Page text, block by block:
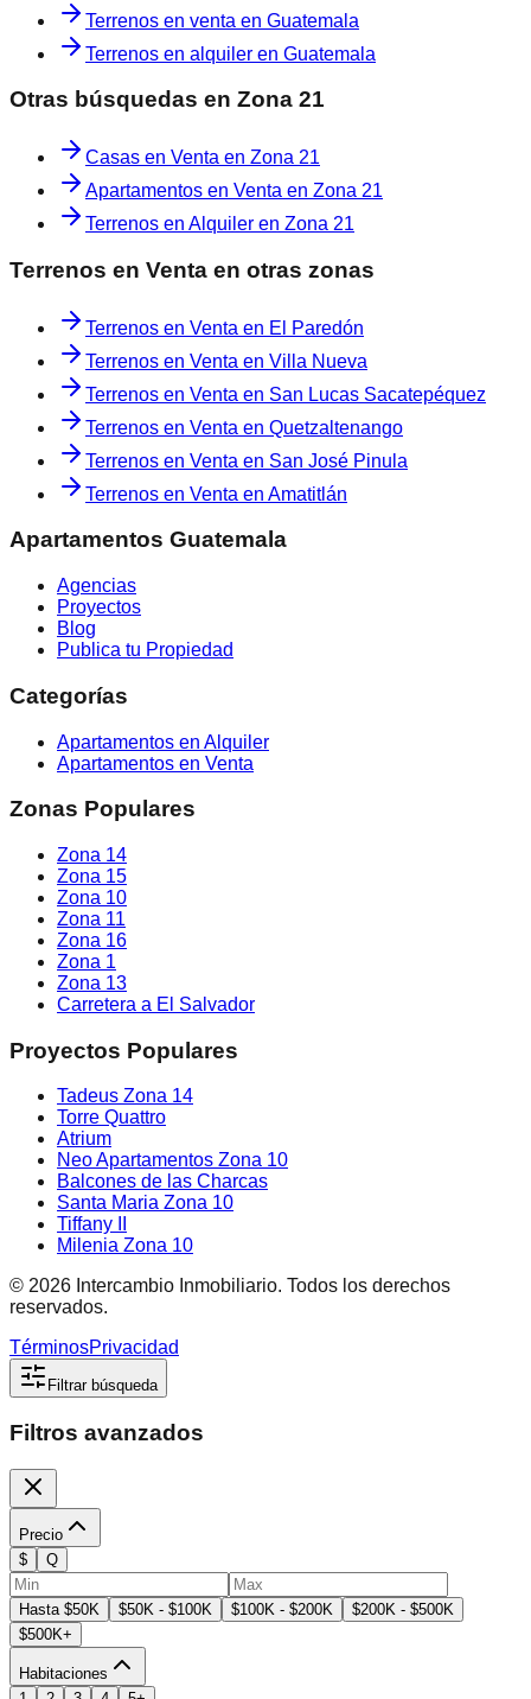
Terrenos en venta en Guatemala
Terrenos en alquiler en Guatemala
Otras búsquedas en Zona 21
Casas en Venta en Zona 21
Apartamentos en Venta en Zona 21
Terrenos en Alquiler en Zona 21
Terrenos en Venta en otras zonas
Terrenos en Venta en El Paredón
Terrenos en Venta en Villa Nueva
Terrenos en Venta en San Lucas Sacatepéquez
Terrenos en Venta en Quetzaltenango
Terrenos en Venta en San José Pinula
Terrenos en Venta en Amatitlán
Apartamentos Guatemala
Agencias
Proyectos
Blog
Publica tu Propiedad
Categorías
Apartamentos en Alquiler
Apartamentos en Venta
Zonas Populares
Zona 14
Zona 15
Zona 10
Zona 11
Zona 16
Zona 1
Zona 13
Carretera a El Salvador
Proyectos Populares
Tadeus Zona 14
Torre Quattro
Atrium
Neo Apartamentos Zona 10
Balcones de las Charcas
Santa Maria Zona 10
Tiffany II
Milenia Zona 10
© 2026 Intercambio Inmobiliario. Todos los derechos
reservados.
TérminosPrivacidad
Filtrar búsqueda
Filtros avanzados
Precio
$
Q
Hasta $50K $50K - $100K $100K - $200K
$200K - $500K
$500K+
Habitaciones